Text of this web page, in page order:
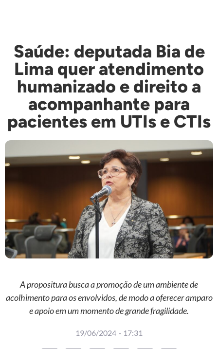
Saúde: deputada Bia de
Lima quer atendimento
humanizado e direito a
acompanhante para
pacientes em UTIs e CTIs
A propositura busca a promoção de um ambiente de
acolhimento para os envolvidos, de modo a oferecer amparo
e apoio em um momento de grande fragilidade.
19/06/2024 - 17:31